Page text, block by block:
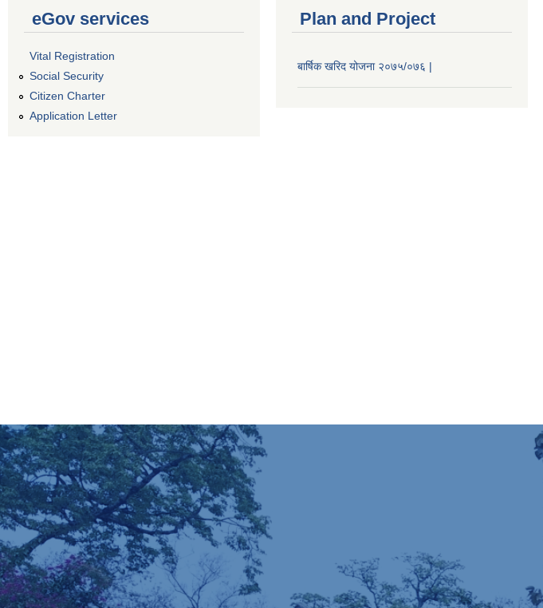
eGov services
Vital Registration
Social Security
Citizen Charter
Application Letter
Plan and Project
बार्षिक खरिद योजना २०७५/०७६ |